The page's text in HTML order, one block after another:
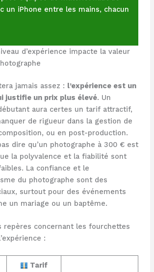
un iPhone entre les mains, chacun
d’expérience impacte la valeur
jamais assez : l’expérience est un
justifie un prix plus élevé. Un
aura certes un tarif attractif,
de rigueur dans la gestion de
ou en post-production.
dire qu’un photographe à 300 € est
la polyvalence et la fiabilité sont
La confiance et le
du photographe sont des
surtout pour des événements
un mariage ou un baptême.
repères concernant les fourchettes
:
Tarif